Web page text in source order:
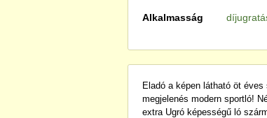
Alkalmasság
Eladó a képen látható öt
megjelenés modern sportló!
extra Ugró képességű ló